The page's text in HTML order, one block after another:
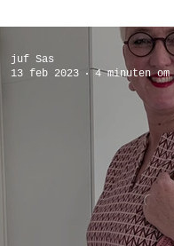
juf Sas
13 feb 2023
4 minuten